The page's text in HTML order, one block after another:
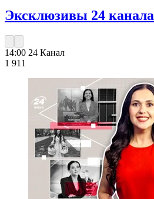
Эксклюзивы 24 канала
14:00 24 Канал
1 911